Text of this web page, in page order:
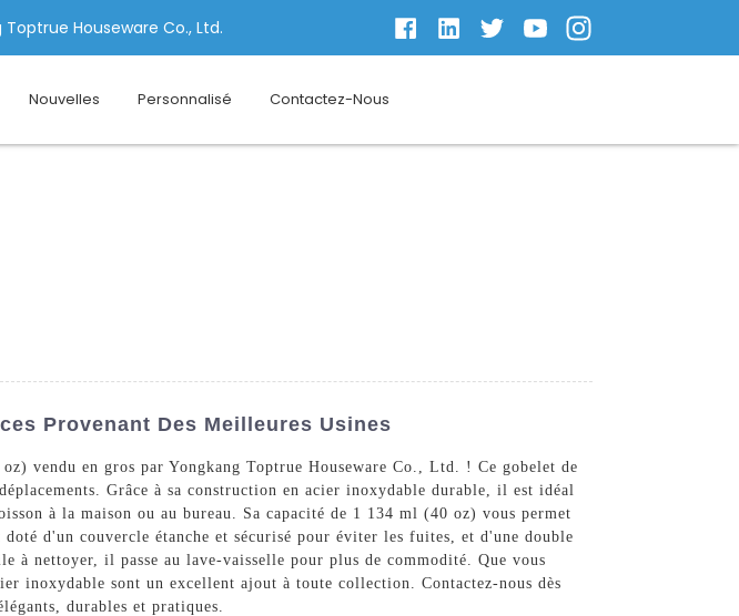
Houseware Co., Ltd.
Nouvelles Personnalisé Contactez-Nous
Provenant Des Meilleures Usines
vendu en gros par Yongkang Toptrue Houseware Co., Ltd. ! Ce gobelet de
Grâce à sa construction en acier inoxydable durable, il est idéal
à la maison ou au bureau. Sa capacité de 1 134 ml (40 oz) vous permet
d'un couvercle étanche et sécurisé pour éviter les fuites, et d'une double
à nettoyer, il passe au lave-vaisselle pour plus de commodité. Que vous
inoxydable sont un excellent ajout à toute collection. Contactez-nous dès
durables et pratiques.